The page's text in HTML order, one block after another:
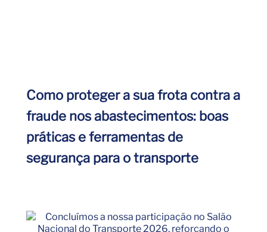
Como proteger a sua frota contra a
fraude nos abastecimentos: boas
práticas e ferramentas de
segurança para o transporte